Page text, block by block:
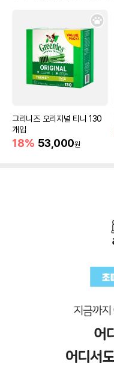
그리니즈 오리지널 티니 130
개입
18% 53,000원